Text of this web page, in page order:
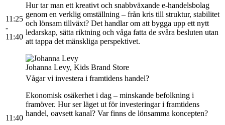
11:25
-
11:40
Hur tar man ett kreativt och snabbväxande e-handelsbolag
genom en verklig omställning – från kris till struktur, stabilitet
och lönsam tillväxt? Det handlar om att bygga upp ett nytt
ledarskap, sätta riktning och våga fatta de svåra besluten utan
att tappa det mänskliga perspektivet.
Johanna Levy, Kids Brand Store
11:40
Vågar vi investera i framtidens handel?
Ekonomisk osäkerhet i dag – minskande befolkning i
framöver. Hur ser läget ut för investeringar i framtidens
handel, oavsett kanal? Var finns de lönsamma koncepten?